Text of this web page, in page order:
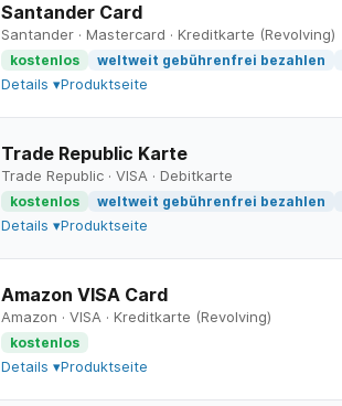
Santander Card
Santander · Mastercard · Kreditkarte (Revolving)
kostenlos weltweit gebührenfrei bezahlen
Details ▾Produktseite
Trade Republic Karte
Trade Republic · VISA · Debitkarte
kostenlos weltweit gebührenfrei bezahlen
Details ▾Produktseite
Amazon VISA Card
Amazon · VISA · Kreditkarte (Revolving)
kostenlos
Details ▾Produktseite